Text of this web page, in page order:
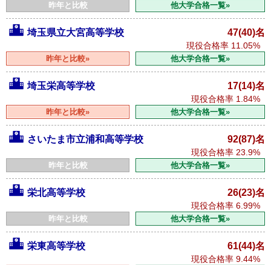
昨年と比較 他大学合格一覧»
埼玉県立大宮高等学校 47(40)名
現役合格率 11.05%
昨年と比較» 他大学合格一覧»
埼玉栄高等学校 17(14)名
現役合格率 1.84%
昨年と比較» 他大学合格一覧»
さいたま市立浦和高等学校 92(87)名
現役合格率 23.9%
昨年と比較 他大学合格一覧»
栄北高等学校 26(23)名
現役合格率 6.99%
昨年と比較 他大学合格一覧»
栄東高等学校 61(44)名
現役合格率 9.44%